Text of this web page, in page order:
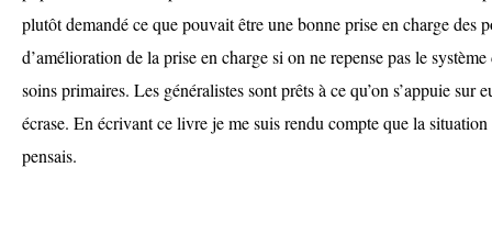
plutôt demandé ce que pouvait être une bonne prise en charge des
d’amélioration de la prise en charge si on ne repense pas le système
soins primaires. Les généralistes sont prêts à ce qu’on s’appuie sur
écrase. En écrivant ce livre je me suis rendu compte que la
pensais.